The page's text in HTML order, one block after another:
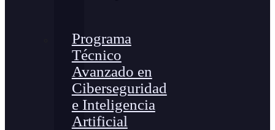
Programa
Técnico
Avanzado en
Ciberseguridad
e Inteligencia
Artificial